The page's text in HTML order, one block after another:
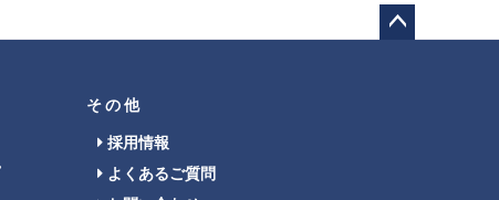
その他
採用情報
よくあるご質問